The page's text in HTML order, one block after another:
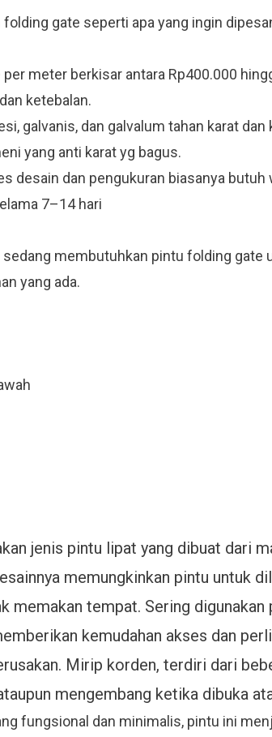
gate seperti apa yang ingin
meter berkisar antara Rp400.000
ketebalan.
galvanis, dan galvalum tahan karat dan
yang anti karat yg bagus.
desain dan pengukuran biasanya butuh
7–14 hari
sedang membutuhkan pintu folding gate
yang ada.
jenis pintu lipat yang dibuat dari
memungkinkan pintu untuk
memakan tempat. Sering digunakan
kemudahan akses dan
Mirip korden, terdiri dari
mengembang ketika dibuka
fungsional dan minimalis, pintu ini